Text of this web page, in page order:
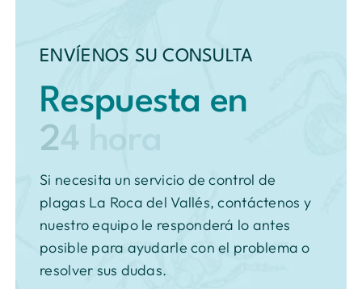
ENVÍENOS SU CONSULTA
Respuesta en
Si necesita un servicio de control de
plagas La Roca del Vallés, contáctenos y
nuestro equipo le responderá lo antes
posible para ayudarle con el problema o
resolver sus dudas.